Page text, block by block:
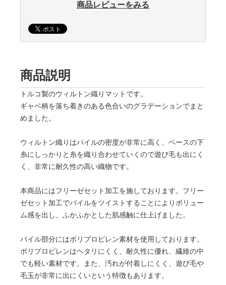
商品レビューをみる
商品説明
トルコ製のウィルトン織りマットです。
ギャベ柄を落ち着きのある色合いのグラデーションでまと
めました。
ウィルトン織りはパイルの密度が非常に高く、ベースの下
糸にしっかりと糸を織り合わせていくので遊び毛も出にく
く、非常に耐久性の高い織物です。
本商品にはフリーゼセット加工を施しております。フリー
ゼセット加工でパイルをツイストすることによりボリュー
ム感を出し、ふかふかとした肌感触に仕上げました。
パイル部分にはポリプロピレン素材を使用しております。
ポリプロピレンはヘタリにくく、耐久性に優れ、繊維の中
でも軽い素材です。また、汚れが付着しにくく、遊び毛や
毛玉が非常に出にくいという特徴もあります。